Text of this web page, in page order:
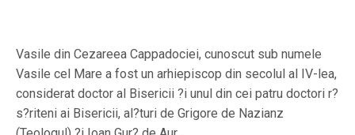
Vasile din Cezareea Cappadociei, cunoscut sub numele
Vasile cel Mare a fost un arhiepiscop din secolul al IV-lea,
considerat doctor al Bisericii ?i unul din cei patru doctori r?
s?riteni ai Bisericii, al?turi de Grigore de Nazianz